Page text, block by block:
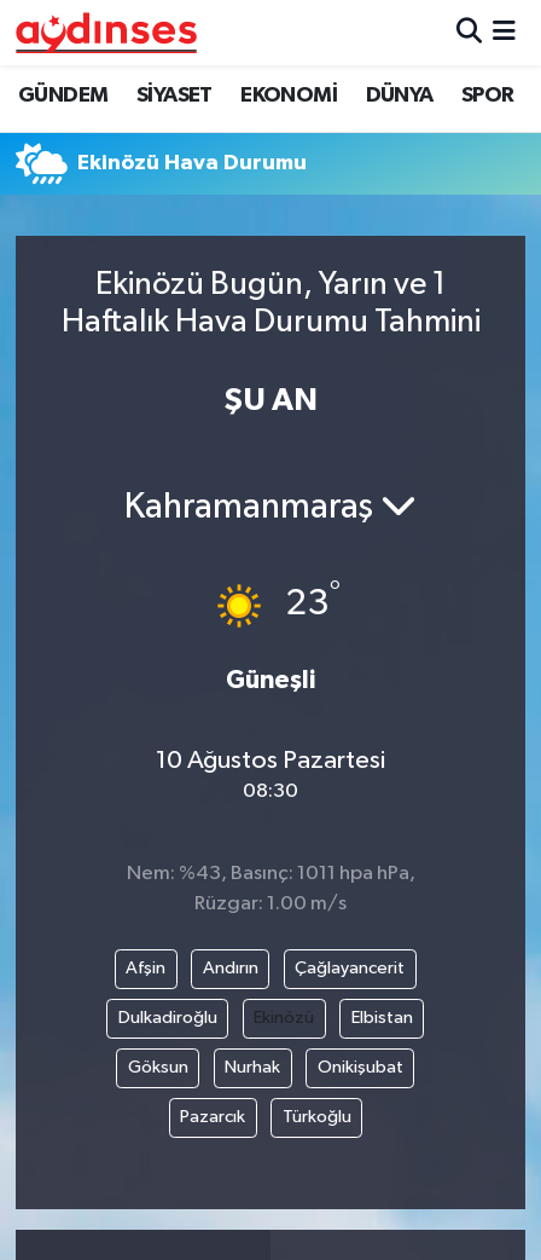
GÜNDEM SİYASET EKONOMİ DÜNYA SPOR
Ekinözü Hava Durumu
Ekinözü Bugün, Yarın ve 1
Haftalık Hava Durumu Tahmini
ŞU AN
Kahramanmaraş
23°
Güneşli
10 Ağustos Pazartesi
08:30
Nem: %43, Basınç: 1011 hpa hPa,
Rüzgar: 1.00 m/s
Afşin Andırın Çağlayancerit
Dulkadiroğlu Ekinözü Elbistan
Göksun Nurhak Onikişubat
Pazarcık Türkoğlu
GÜNDEM
SİYASET
DÜNYA
SPOR
Nöbetçi Eczaneler
Hava Durumu
Trafik Durumu
Süper Lig Puan Durumu ve Fikstür
Haber Arşivi